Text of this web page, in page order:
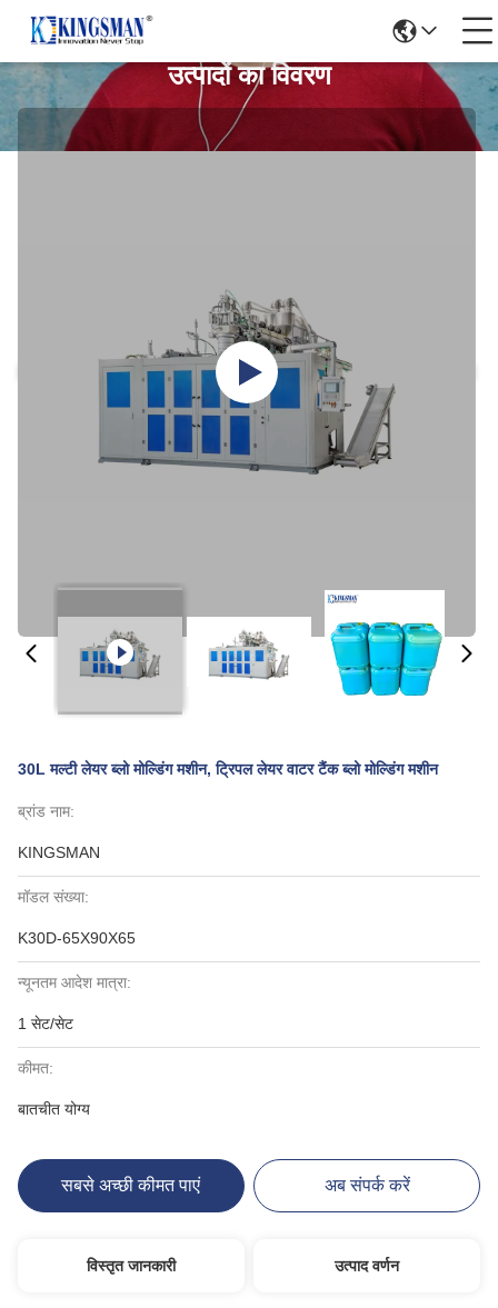
उत्पादों का विवरण
30L मल्टी लेयर ब्लो मोल्डिंग मशीन, ट्रिपल लेयर वाटर टैंक ब्लो मोल्डिंग मशीन
ब्रांड नाम:
KINGSMAN
मॉडल संख्या:
K30D-65X90X65
न्यूनतम आदेश मात्रा:
1 सेट/सेट
कीमत:
बातचीत योग्य
सबसे अच्छी कीमत पाएं अब संपर्क करें
विस्तृत जानकारी उत्पाद वर्णन